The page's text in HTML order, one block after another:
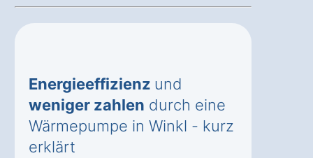
Energieeffizienz und
weniger zahlen durch eine
Wärmepumpe in Winkl - kurz
erklärt